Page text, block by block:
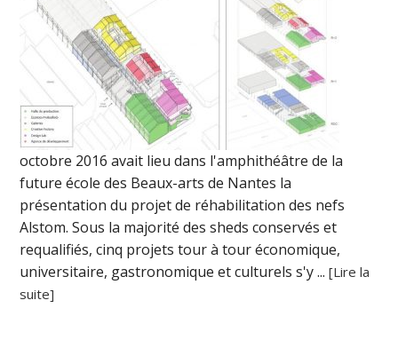
octobre 2016 avait lieu dans l'amphithéâtre de la
future école des Beaux-arts de Nantes la
présentation du projet de réhabilitation des nefs
Alstom. Sous la majorité des sheds conservés et
requalifiés, cinq projets tour à tour économique,
universitaire, gastronomique et culturels s'y ...[Lire la
suite]